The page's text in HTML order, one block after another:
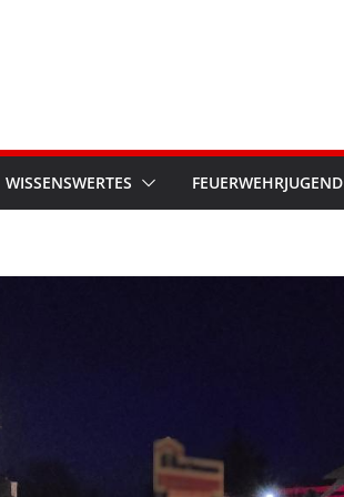
WISSENSWERTES FEUERWEHRJUGEND